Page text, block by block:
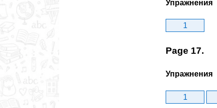
Упражнения
1
Page 17.
Упражнения
1